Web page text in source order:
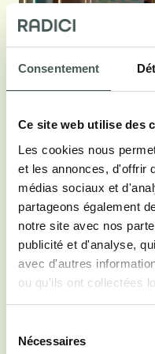
Consentement
Ce site web utilise des
Les cookies nous
et les annonces, d'offrir
médias sociaux et
partageons également
notre site avec nos
publicité et d'analyse,
avec d'autres
ou qu'ils ont collectées
services.
Nécessaires
Versace Home au